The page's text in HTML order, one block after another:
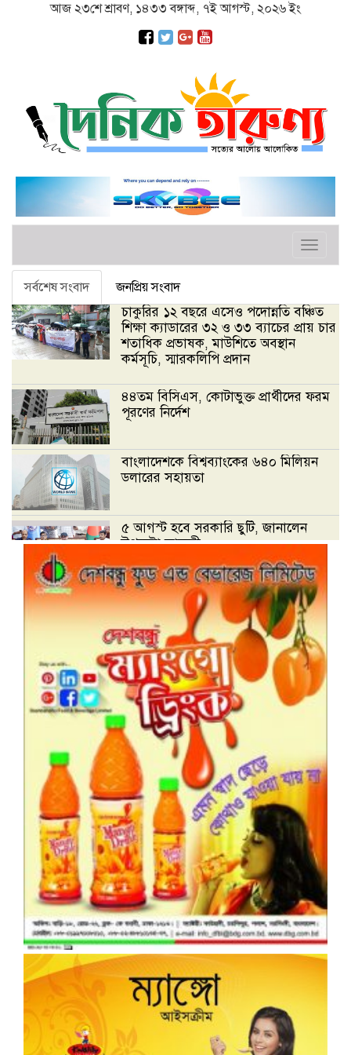
আজ ২৩শে শ্রাবণ, ১৪৩৩ বঙ্গাব্দ, ৭ই আগস্ট, ২০২৬ ইং
Toggle
সর্বশেষ সংবাদ
জনপ্রিয় সংবাদ
চাকুরির ১২ বছরে এসেও পদোন্নতি বঞ্চিত
শিক্ষা ক্যাডারের ৩২ ও ৩৩ ব্যাচের প্রায় চার
শতাধিক প্রভাষক, মাউশিতে অবস্থান
কর্মসূচি, স্মারকলিপি প্রদান
৪৪তম বিসিএস, কোটাভুক্ত প্রার্থীদের ফরম
পূরণের নির্দেশ
বাংলাদেশকে বিশ্বব্যাংকের ৬৪০ মিলিয়ন
ডলারের সহায়তা
৫ আগস্ট হবে সরকারি ছুটি, জানালেন
উপদেষ্টা ফারুকী
ডেঙ্গুতে একদিনে নতুন করে হাসপাতালে
ভর্তি ২৪৮ জন
বিদেশী ভাষা শিক্ষার প্রতি মাননীয় প্রধান
উপদেষ্টার গুরুত্বারোপ : প্রেক্ষিত কারিকুলাম-
বন্যার্তদের জন্য প্রধান উপদেষ্টার তহবিলে
অনুদান পাঠানোর উপায়
আন্তঃক্যাডার বৈষম্যে বঞ্চনার শিকার
বিসিএস ক্যাডারদের মধ্যে ক্ষোভ
বৈষম্যের বিরুদ্ধে খাদ্য ক্যাডারদের
মানববন্ধন
বিভিন্ন সংবাদ মাধ্যমে (প্রিন্ট ও ইলেক্ট্রনিক্স)
প্রকাশিত হচ্ছে যা সত্য নয়। (প্রেস বিজ্ঞপ্তি)